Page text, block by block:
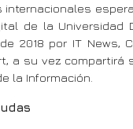
de la
2018 por IT News,
a su vez compartirá
la Información.